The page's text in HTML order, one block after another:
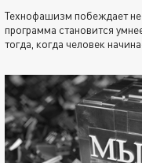
Технофашизм побеждает не
программа становится
тогда, когда человек